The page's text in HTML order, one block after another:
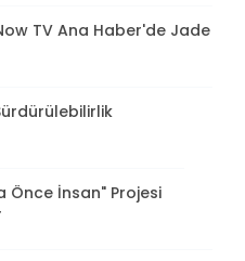
TV Ana Haber'de Jade
Önce İnsan" Projesi